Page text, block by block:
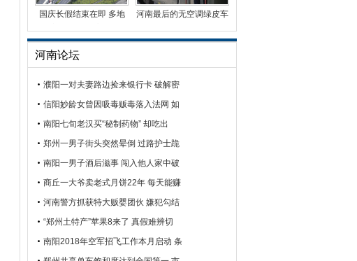
国庆长假结束在即 多地
河南最后的无空调绿皮车
河南论坛
濮阳一对夫妻路边捡来银行卡 破解密
信阳妙龄女曾因吸毒贩毒落入法网 如
南阳七旬老汉买“秘制药物” 却吃出
郑州一男子街头突然晕倒 过路护士跪
南阳一男子酒后滋事 闯入他人家中破
商丘一大爷卖老式月饼22年 每天能赚
河南警方抓获特大贩婴团伙 嫌犯勾结
“郑州土特产”苹果8来了 真假难辨切
南阳2018年空军招飞工作本月启动 条